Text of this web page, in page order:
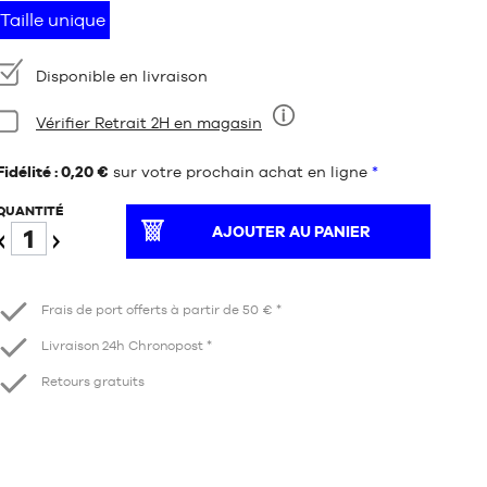
Taille unique
Disponible en livraison
Vérifier Retrait 2H en magasin
: 0,20 € sur votre prochain achat en ligne *
AJOUTER AU PANIER
Frais de port offerts à partir de 50 € *
Livraison 24h Chronopost *
Retours gratuits